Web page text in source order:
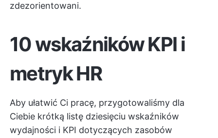
zdezorientowani.
10 wskaźników KPI i
metryk HR
Aby ułatwić Ci pracę, przygotowaliśmy dla
Ciebie krótką listę dziesięciu wskaźników
wydajności i KPI dotyczących zasobów